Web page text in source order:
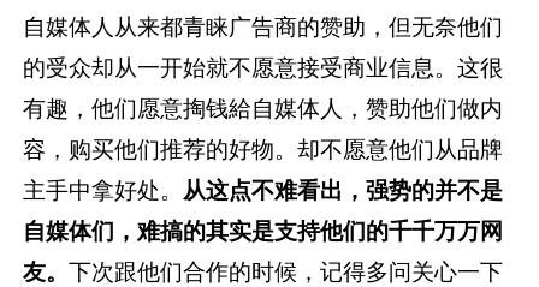
自媒体人从来都青睐广告商的赞助，但无奈他们
的受众却从一开始就不愿意接受商业信息。这很
有趣，他们愿意掏钱給自媒体人，赞助他们做内
容，购买他们推荐的好物。却不愿意他们从品牌
主手中拿好处。 从这点不难看出，强势的并不是
自媒体们，难搞的其实是支持他们的千千万万网
友。下次跟他们合作的时候，记得多问关心一下